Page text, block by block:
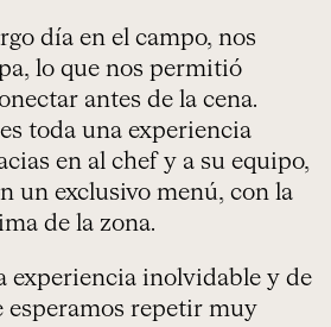
día en el campo, nos
lo que nos permitió
antes de la cena.
toda una experiencia
en al chef y a su equipo,
un exclusivo menú, con la
de la zona.
experiencia inolvidable y de
esperamos repetir muy